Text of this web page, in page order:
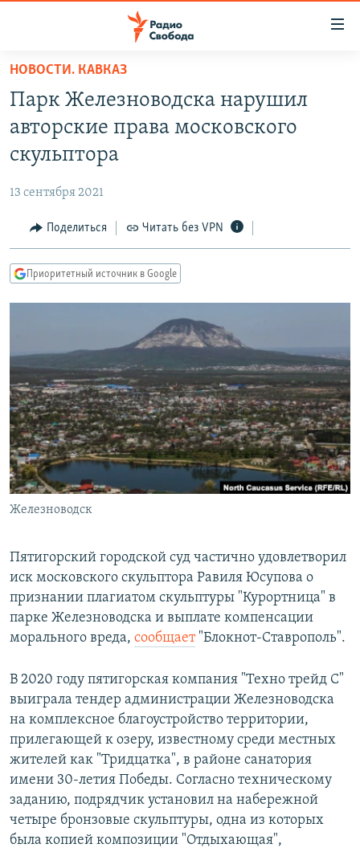
упрощенного
доступа
основному
Вернутся
Вернутся
ПОДКАСТЫ
АВТОРСКИЕ ПРОЕКТЫ
МНЕНИЯ
КУЛЬТУРА
КАВКАЗ.РЕАЛИИ
СИБИРЬ.РЕАЛИИ
РАСПИСАНИЕ ВЕЩАНИЯ
ПОДПИШИТЕСЬ НА РАССЫЛКУ
СОЦИАЛЬНЫЕ СЕТИ
Все сайты РСЕ/РС
НОВОСТИ. КАВКАЗ
Парк Железноводска нарушил
авторские права московского
скульптора
13 сентября 2021
Поделиться Читать без VPN
Приоритетный источник в Google
Железноводск
Пятигорский городской суд частично удовлетворил
иск московского скульптора Равиля Юсупова о
признании плагиатом скульптуры "Курортница" в
парке Железноводска и выплате компенсации
морального вреда, сообщает"Блокнот-Ставрополь".
В 2020 году пятигорская компания "Техно трейд С"
выиграла тендер администрации Железноводска
на комплексное благоустройство территории,
прилегающей к озеру, известному среди местных
жителей как "Тридцатка", в районе санатория
имени 30-летия Победы. Согласно техническому
заданию, подрядчик установил на набережной
четыре бронзовые скульптуры, одна из которых
была копией композиции "Отдыхающая",